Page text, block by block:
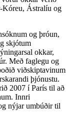
Kóreu, Ástralíu og
og þróun,
skjótum
okkar,
Með faglegu og
viðskiptavinum
þjónustu.
2007 í París til að
Innri
nýjar umbúðir til